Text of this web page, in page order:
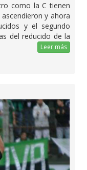
como la C tienen
y ahora
y el segundo
del reducido de la
Leer más